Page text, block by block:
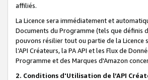
affiliés.
La Licence sera immédiatement et
Documents du Programme (tels que définis
pouvons résilier tout ou partie de la Licence
l’API Créateurs, la PA API et les Flux de
Programme et des Marques d'Amazon
2. Conditions d'Utilisation de l’API